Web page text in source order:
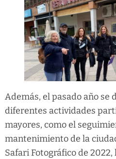
Además, el pasado año se
diferentes actividades
mayores, como el
mantenimiento de la
Safari Fotográfico de